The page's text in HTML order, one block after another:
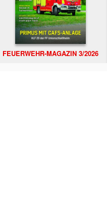
FEUERWEHR-MAGAZIN 3/2026